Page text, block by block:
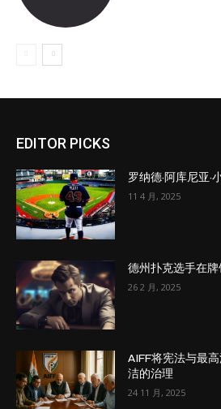
EDITOR PICKS
罗纳德·阿库尼亚·
11 4 月, 2025
德州扑克选手在
26 2 月, 2025
AIFF将宪法与最
洁的治理
24 11 月, 2025